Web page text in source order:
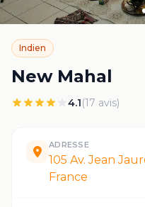
Indien
New Mahal
4.1(17 avis)
ADRESSE
105 Av. Jean
France